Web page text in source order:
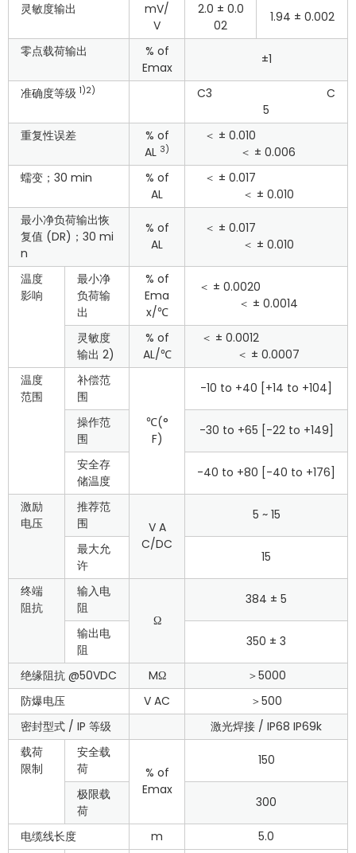
灵敏度输出
mV/
V
2.0 ± 0.0
02
1.94 ± 0.002
零点载荷输出
% of
Emax
±1
准确度等级 1)2)
C3 C
5
重复性误差
% of
AL 3)
＜ ± 0.010
＜ ± 0.006
蠕变；30 min
% of
AL
＜ ± 0.017
＜ ± 0.010
最小净负荷输出恢
复值 (DR)；30 mi
n
% of
AL
＜ ± 0.017
＜ ± 0.010
温度
影响
最小净
负荷输
出
% of
Ema
x/℃
＜ ± 0.0020
＜ ± 0.0014
灵敏度
输出 2)
% of
AL/℃
＜ ± 0.0012
＜ ± 0.0007
温度
范围
补偿范
围
℃(°
F)
-10 to +40 [+14 to +104]
操作范
围
-30 to +65 [-22 to +149]
安全存
储温度
-40 to +80 [-40 to +176]
激励
电压
推荐范
围
V A
C/DC
5 ~ 15
最大允
许
15
终端
阻抗
输入电
阻
Ω
384 ± 5
输出电
阻
350 ± 3
绝缘阻抗 @50VDC MΩ
＞5000
防爆电压
V AC
＞500
密封型式 / IP 等级
激光焊接 / IP68 IP69k
载荷
限制
安全载
荷
% of
Emax
150
极限载
荷
300
电缆线长度 m 5.0